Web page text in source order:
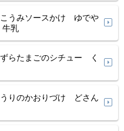
うみソースかけ ゆでや
乳
らたまごのシチュー く
りのかおりづけ どさん